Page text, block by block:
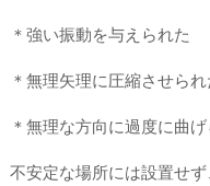
＊強い振動を与えられた
＊無理矢理に圧縮させら
＊無理な方向に過度に曲げ
不安定な場所には設置せ